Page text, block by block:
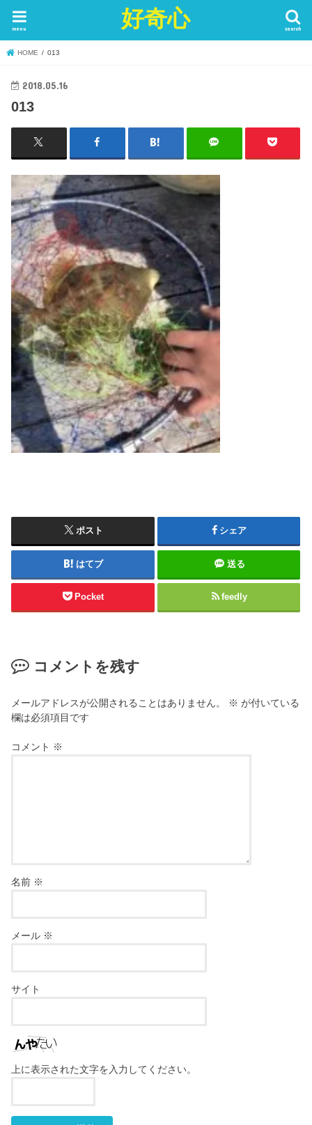
好奇心 search
menu
HOME 013
2018.05.16
013
ポスト シェア
はてブ 送る
Pocket feedly
コメントを残す
メールアドレスが公開されることはありません。 ※ が付いている
欄は必須項目です
コメント ※
名前 ※
メール ※
サイト
上に表示された文字を入力してください。